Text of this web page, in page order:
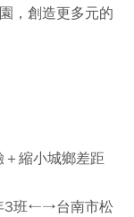
，創造更多元的
縮小城鄉差距
3班←→台南市松